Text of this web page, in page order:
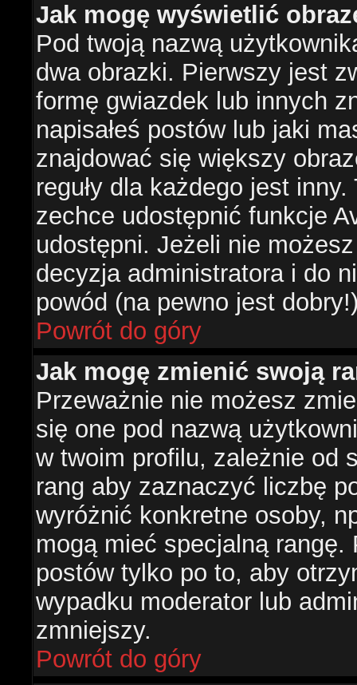
Jak mogę wyświetlić
Pod twoją nazwą
dwa obrazki. Pierwszy jest
formę gwiazdek lub innych
napisałeś postów lub jaki
znajdować się większy
reguły dla każdego jest
zechce udostępnić funkcje
udostępni. Jeżeli nie
decyzja administratora i do
powód (na pewno jest
Powrót do góry
Jak mogę zmienić swoją
Przeważnie nie możesz
się one pod nazwą
w twoim profilu, zależnie od
rang aby zaznaczyć liczbę
wyróżnić konkretne osoby,
mogą mieć specjalną
postów tylko po to, aby
wypadku moderator lub
zmniejszy.
Powrót do góry